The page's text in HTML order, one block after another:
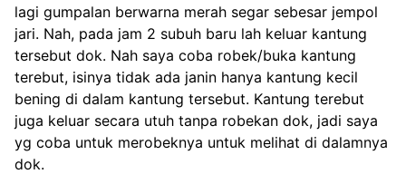
lagi gumpalan berwarna merah segar sebesar jempol
jari. Nah, pada jam 2 subuh baru lah keluar kantung
tersebut dok. Nah saya coba robek/buka kantung
terebut, isinya tidak ada janin hanya kantung kecil
bening di dalam kantung tersebut. Kantung terebut
juga keluar secara utuh tanpa robekan dok, jadi saya
yg coba untuk merobeknya untuk melihat di dalamnya
dok.